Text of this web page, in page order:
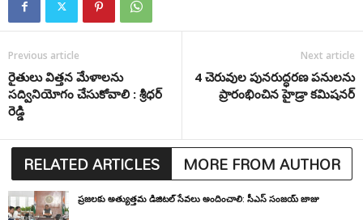
Previous article
రైతులు విత్తన మేళాలను
సద్వినియోగం చేసుకోవాలి : శ్రీధర్
రెడ్డి
Next article
4 చెరువుల పునరుద్ధరణ పనులను
ప్రారంభించిన హైడ్రా కమిషనర్
RELATED ARTICLES MORE FROM AUTHOR
ప్రజలకు అత్యుత్తమ డిజిటల్ సేవలు అందించాలి: సీఎస్ సంజయ్ జాజు